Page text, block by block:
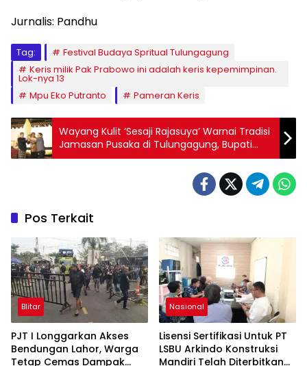
Jurnalis: Pandhu
Tag:
Festival Budaya Spritual Tulungagung
Keris milik Pak Prabowo ini adalah keris kepemimpinan.
Lok-nya 13
Mpu Eko Putranto
Pameran Keris
Wayang Kulit ‘Sesaji Rajasuya’ Warnai Tradisi
Jamasan Pusaka di Tulungagung, Bupati
Tekankan Pelestarian Budaya
Pos Terkait
Blitar
PJT I Longgarkan Akses
Bendungan Lahor, Warga
Tetap Cemas Dampak
Nasional
Lisensi Sertifikasi Untuk PT
LSBU Arkindo Konstruksi
Mandiri Telah Diterbitkan